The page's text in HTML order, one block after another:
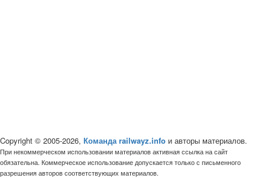
Copyright © 2005-2026, Команда railwayz.info и авторы материалов.
При некоммерческом использовании материалов активная ссылка на сайт
обязательна. Коммерческое использование допускается только с письменного
разрешения авторов соответствующих материалов.